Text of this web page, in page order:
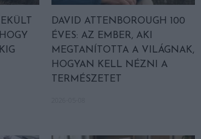
DAVID ATTENBOROUGH 100
ÉVES: AZ EMBER, AKI
MEGTANÍTOTTA A VILÁGNAK,
HOGYAN KELL NÉZNI A
TERMÉSZETET